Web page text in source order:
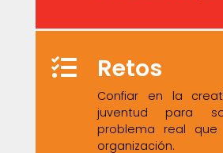
Retos
Confiar en la
juventud para
problema real
organización.